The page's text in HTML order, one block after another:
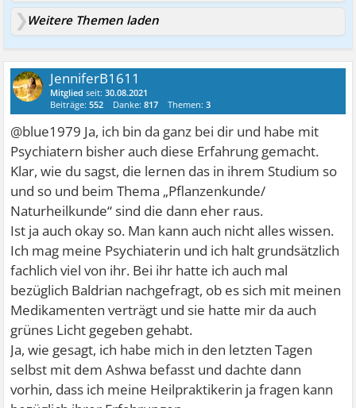
Weitere Themen laden
JenniferB1611
Mitglied seit:30.08.2021
Beiträge:552 Danke:817 Themen:3
@blue1979 Ja, ich bin da ganz bei dir und habe mit
Psychiatern bisher auch diese Erfahrung gemacht.
Klar, wie du sagst, die lernen das in ihrem Studium so
und so und beim Thema „Pflanzenkunde/
Naturheilkunde“ sind die dann eher raus.
Ist ja auch okay so. Man kann auch nicht alles wissen.
Ich mag meine Psychiaterin und ich halt grundsätzlich
fachlich viel von ihr. Bei ihr hatte ich auch mal
bezüglich Baldrian nachgefragt, ob es sich mit meinen
Medikamenten verträgt und sie hatte mir da auch
grünes Licht gegeben gehabt.
Ja, wie gesagt, ich habe mich in den letzten Tagen
selbst mit dem Ashwa befasst und dachte dann
vorhin, dass ich meine Heilpraktikerin ja fragen kann